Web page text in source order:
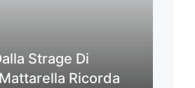
Strage Di
Ricorda